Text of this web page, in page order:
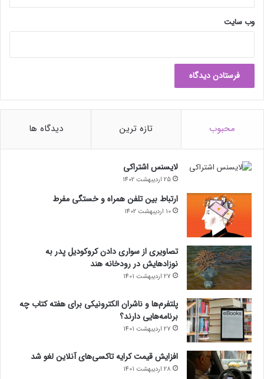
د
وب‌ سایت
محبوب تازه ترین دیدگاه ها
لایسنس اشتراکی
25 اردیبهشت 1402
ارتباط بین تلفن همراه و خستگی مفرط
10 اردیبهشت 1402
تصاویری از سواری دادن کروکودیل پدر به
نوزادهایش در رودخانه هند
27 اردیبهشت 1401
پلتفرم‌ها و ناشران الکترونیکی برای هفته کتاب چه
برنامه‌هایی دارند؟
27 اردیبهشت 1401
افزایش قیمت کرایه تاکسی‌های آنلاین لغو شد
28 اردیبهشت 1401